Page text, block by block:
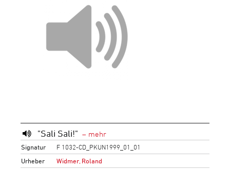
"Sali Sali!"
Signatur
F 1032-CD_PKUN1999_01_01
Urheber
Widmer, Roland